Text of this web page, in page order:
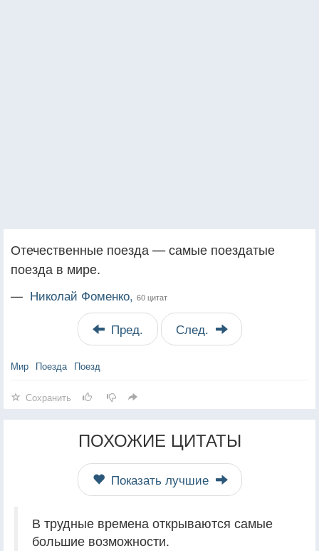
Отечественные поезда — самые поездатые
поезда в мире.
— Николай Фоменко, 60 цитат
Пред. След.
Мир Поезда Поезд
Сохранить
ПОХОЖИЕ ЦИТАТЫ
Показать лучшие
В трудные времена открываются самые
большие возможности.